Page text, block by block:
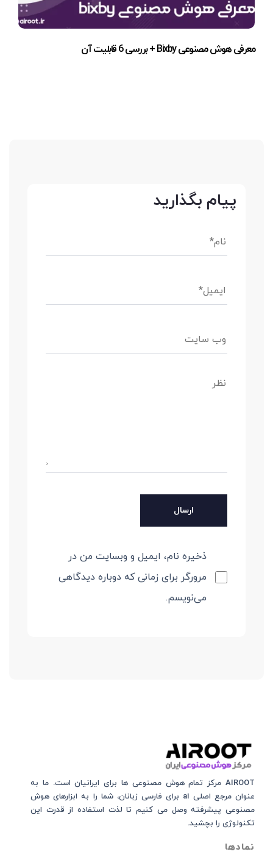
معرفی هوش مصنوعی Bixby + بررسی 6 قابلیت آن
پیام بگذارید
ذخیره نام، ایمیل و وبسایت من در
مرورگر برای زمانی که دوباره دیدگاهی
می‌نویسم.
AIROOT مرکز تمام هوش مصنوعی‌‌‌ ها برای ایرانیان است. ما به
عنوان مرجع اصلی ai برای فارسی زبانان، شما را به ابزارهای هوش
مصنوعی پیشرفته وصل می کنیم تا لذت استفاده از قدرت این
تکنولوژی را بچشید.
نمادها